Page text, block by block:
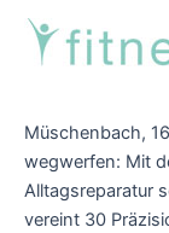
Zum
Inhalt
springen
Müschenbach,
wegwerfen: Mit
Alltagsreparatur
vereint 30
Post
navigation